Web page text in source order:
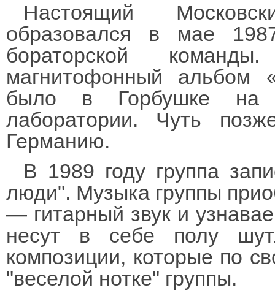
Настоящий
образовался в мае
бораторской
магнитофонный альбом
было в Горбушке на
лаборатории. Чуть
Германию.
В 1989 году группа
люди". Музыка группы
— гитарный звук и
несут в себе полу
композиции, которые по
"веселой нотке" группы.